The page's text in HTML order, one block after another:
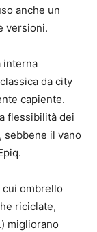
anche un
versioni.
interna
da city
capiente.
flessibilità dei
il vano
cui ombrello
riciclate,
migliorano